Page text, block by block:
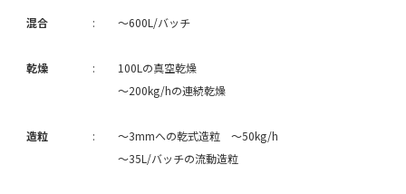
ニュース
IR情報
サステナビリティ
混合 : ～600L/バッチ
乾燥 :
100Lの真空乾燥
～200kg/hの連続乾燥
造粒 :
～3mmへの乾式造粒 ～50kg/h
～35L/バッチの流動造粒